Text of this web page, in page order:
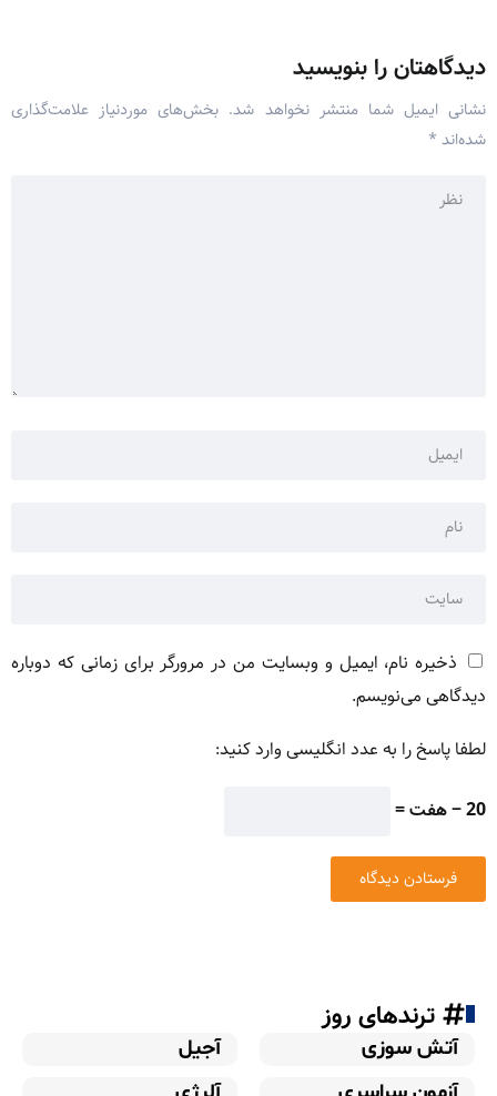
دیدگاهتان را بنویسید
نشانی ایمیل شما منتشر نخواهد شد. بخش‌های موردنیاز علامت‌گذاری
شده‌اند *
ذخیره نام، ایمیل و وبسایت من در مرورگر برای زمانی که دوباره
دیدگاهی می‌نویسم.
لطفا پاسخ را به عدد انگلیسی وارد کنید:
20 − هفت =
ترندهای روز
آتش سوزی
آجیل